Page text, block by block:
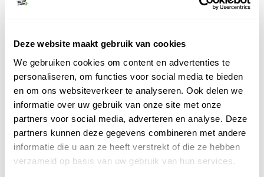
Deze website maakt gebruik van cookies
We gebruiken cookies om content en advertenties te
personaliseren, om functies voor social media te bieden
en om ons websiteverkeer te analyseren. Ook delen we
informatie over uw gebruik van onze site met onze
partners voor social media, adverteren en analyse. Deze
partners kunnen deze gegevens combineren met andere
informatie die u aan ze heeft verstrekt of die ze hebben
verzameld op basis van uw gebruik van hun services.
Mooie groepsreis langs de highlights van het
BEKIJK
Fox - Troeven van Turkije
Singlereis
11 dagen op reis met andere alleenreizenden.
Cappadocië, Pamukkale, Efeze en badplaats
Rustig reistempo.
BEKIJK